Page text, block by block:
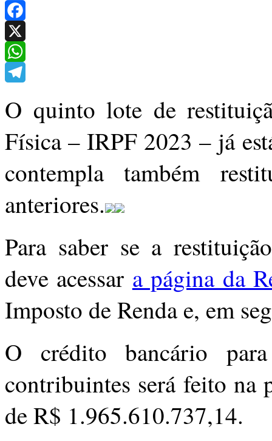
Facebook
X
WhatsApp
O quinto lote de
Física – IRPF 2023 – já
contempla também
anteriores.
Para saber se a
deve acessar a página da
Imposto de Renda e, em
O crédito bancário
contribuintes será feito na
de R$ 1.965.610.737,14.